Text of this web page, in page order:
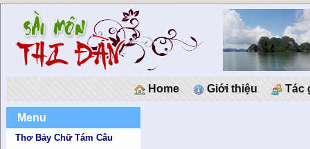
Home Giới thiệu Tác
Menu
Thơ Bảy Chữ Tám Câu